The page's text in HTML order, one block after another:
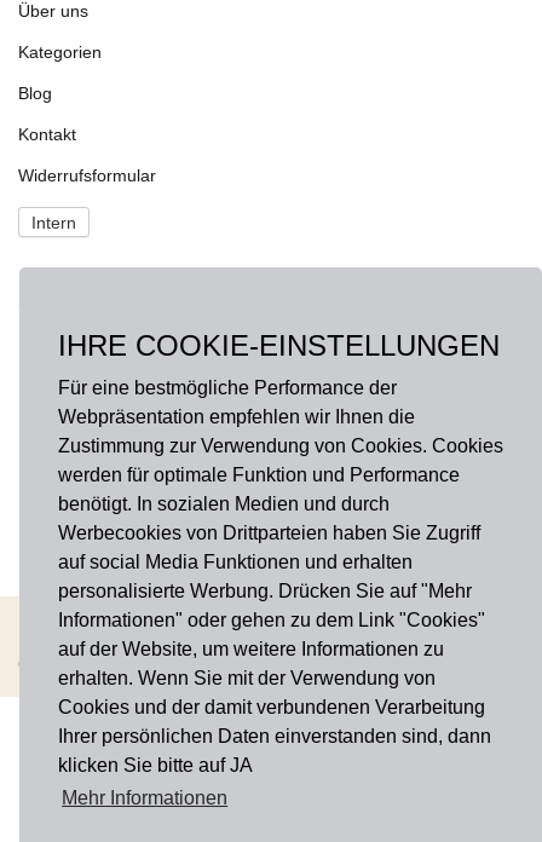
IHRE COOKIE-EINSTELLUNGEN
Für eine bestmögliche Performance der
Webpräsentation empfehlen wir Ihnen die
Zustimmung zur Verwendung von Cookies. Cookies
werden für optimale Funktion und Performance
benötigt. In sozialen Medien und durch
Werbecookies von Drittparteien haben Sie Zugriff
auf social Media Funktionen und erhalten
personalisierte Werbung. Drücken Sie auf "Mehr
Informationen" oder gehen zu dem Link "Cookies"
auf der Website, um weitere Informationen zu
erhalten. Wenn Sie mit der Verwendung von
Cookies und der damit verbundenen Verarbeitung
Ihrer persönlichen Daten einverstanden sind, dann
klicken Sie bitte auf JA
Mehr Informationen
Über uns
Kategorien
Blog
Kontakt
Widerrufsformular
Intern
Fragen?onlineshop@hausdermanufakturen.de
FOLGE UNS AUF
Instagram
AGB Widerrufsbelehrung Impressum Datenschutz
Cookies
Copyright © 2026 Haus der Manufakturen. Alle rechte vorbehalten